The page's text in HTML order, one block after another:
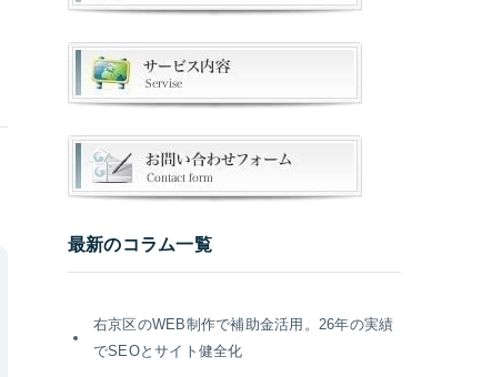
最新のコラム一覧
右京区のWEB制作で補助金活用。26年の実績
でSEOとサイト健全化